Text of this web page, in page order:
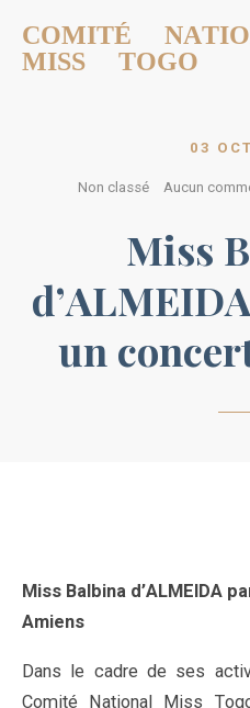
COMITÉ
MISS TOGO
03
Non classé Aucun
Miss
un
Miss Balbina d’ALMEIDA
Amiens
Dans le cadre de ses
Comité National Miss